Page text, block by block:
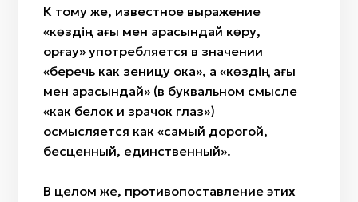
К тому же, известное выражение
«көздің ағы мен қарасындай көру,
қорғау» употребляется в значении
«беречь как зеницу ока», а «көздің ағы
мен қарасындай» (в буквальном смысле
«как белок и зрачок глаз»)
осмысляется как «самый дорогой,
бесценный, единственный».
В целом же, противопоставление этих